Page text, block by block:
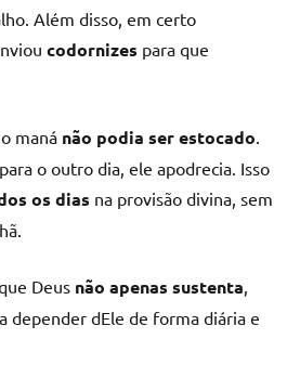
Além disso, em certo
codornizes para que
maná não podia ser estocado.
o outro dia, ele apodrecia. Isso
os dias na provisão divina, sem
Deus não apenas sustenta,
a depender dEle de forma diária e